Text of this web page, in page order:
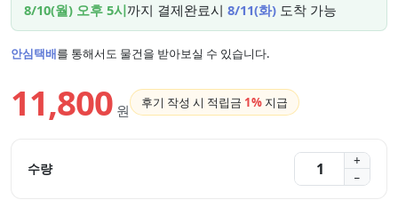
8/10(월) 오후 5시까지 결제완료시 8/11(화) 도착 가능
안심택배를 통해서도 물건을 받아보실 수 있습니다.
11,800 원 후기 작성 시 적립금 1% 지급
수량